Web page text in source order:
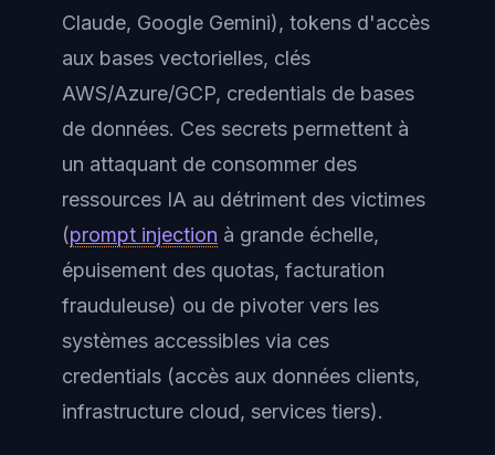
Claude, Google Gemini), tokens d'accès
aux bases vectorielles, clés
AWS/Azure/GCP, credentials de bases
de données. Ces secrets permettent à
un attaquant de consommer des
ressources IA au détriment des victimes
(prompt injection à grande échelle,
épuisement des quotas, facturation
frauduleuse) ou de pivoter vers les
systèmes accessibles via ces
credentials (accès aux données clients,
infrastructure cloud, services tiers).